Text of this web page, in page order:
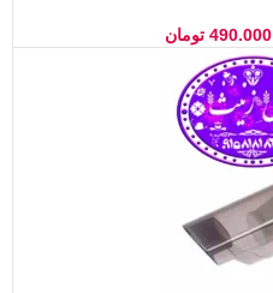
490.000 تومان